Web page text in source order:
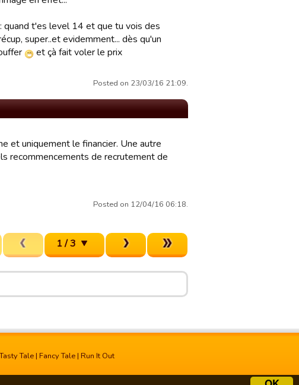
quand t'es level 14 et que tu vois des
super..et evidemment... dès qu'un
et çà fait voler le prix
Posted on 23/03/16 21:09.
et uniquement le financier. Une autre
recommencements de recrutement de
Posted on 12/04/16 06:18.
1 / 3
Tasty Tale | Fancy Tale | Run It Out